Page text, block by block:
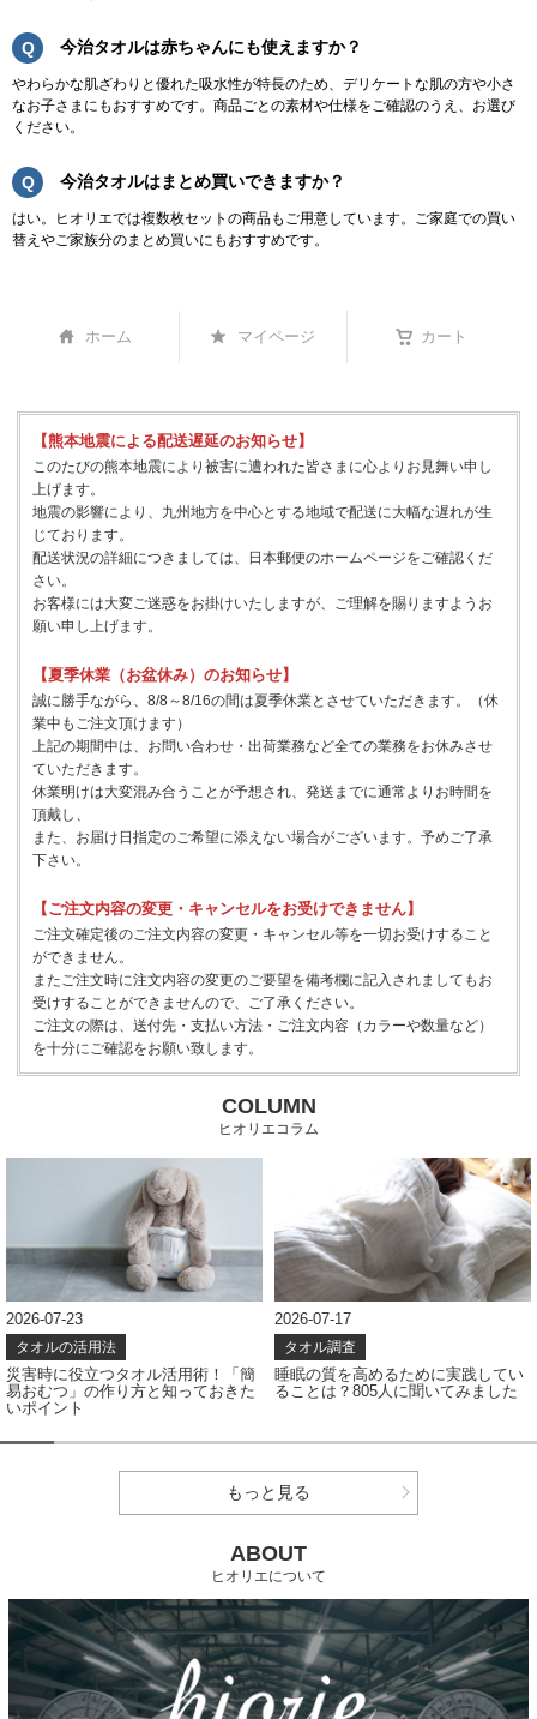
今治タオルは赤ちゃんにも使えますか？
やわらかな肌ざわりと優れた吸水性が特長のため、デリケートな肌の方や小さ
なお子さまにもおすすめです。商品ごとの素材や仕様をご確認のうえ、お選び
ください。
今治タオルはまとめ買いできますか？
はい。ヒオリエでは複数枚セットの商品もご用意しています。ご家庭での買い
替えやご家族分のまとめ買いにもおすすめです。
ホーム マイページ カート
【熊本地震による配送遅延のお知らせ】
このたびの熊本地震により被害に遭われた皆さまに心よりお見舞い申し
上げます。
地震の影響により、九州地方を中心とする地域で配送に大幅な遅れが生
じております。
配送状況の詳細につきましては、日本郵便のホームページをご確認くだ
さい。
お客様には大変ご迷惑をお掛けいたしますが、ご理解を賜りますようお
願い申し上げます。
【夏季休業（お盆休み）のお知らせ】
誠に勝手ながら、8/8～8/16の間は夏季休業とさせていただきます。（休
業中もご注文頂けます）
上記の期間中は、お問い合わせ・出荷業務など全ての業務をお休みさせ
ていただきます。
休業明けは大変混み合うことが予想され、発送までに通常よりお時間を
頂戴し、
また、お届け日指定のご希望に添えない場合がございます。予めご了承
下さい。
【ご注文内容の変更・キャンセルをお受けできません】
ご注文確定後のご注文内容の変更・キャンセル等を一切お受けすること
ができません。
またご注文時に注文内容の変更のご要望を備考欄に記入されましてもお
受けすることができませんので、ご了承ください。
ご注文の際は、送付先・支払い方法・ご注文内容（カラーや数量など）
を十分にご確認をお願い致します。
COLUMN
ヒオリエコラム
2026-07-17
タオル調査
睡眠の質を高めるために実践してい
ることは？805人に聞いてみました
2026-07-08
タオル調査
タオルの色、どう選ぶ？アンケート
結果から見えたカラー選びのポイン
もっと見る
ABOUT
ヒオリエについて